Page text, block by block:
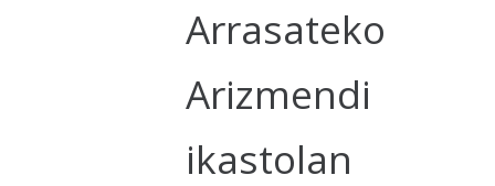
Arrasateko
Arizmendi
ikastolan